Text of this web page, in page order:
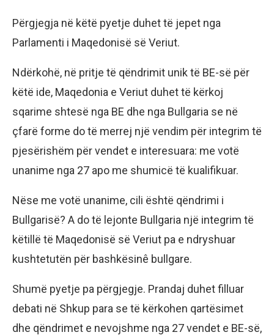
Përgjegja në këtë pyetje duhet të jepet nga
Parlamenti i Maqedonisë së Veriut.
Ndërkohë, në pritje të qëndrimit unik të BE-së për
këtë ide, Maqedonia e Veriut duhet të kërkoj
sqarime shtesë nga BE dhe nga Bullgaria se në
çfarë forme do të merrej një vendim për integrim të
pjesërishëm për vendet e interesuara: me votë
unanime nga 27 apo me shumicë të kualifikuar.
Nëse me votë unanime, cili është qëndrimi i
Bullgarisë? A do të lejonte Bullgaria një integrim të
këtillë të Maqedonisë së Veriut pa e ndryshuar
kushtetutën për bashkësinê bullgare.
Shumë pyetje pa përgjegje. Prandaj duhet filluar
debati në Shkup para se të kërkohen qartësimet
dhe qëndrimet e nevojshme nga 27 vendet e BE-së,